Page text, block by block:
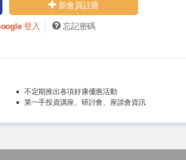
新會員註冊
登入 忘記密碼
不定期推出各項好康優惠活動
第一手投資講座、研討會、座談會資訊